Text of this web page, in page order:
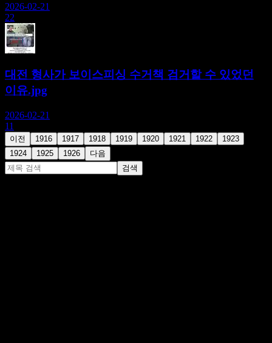
2026-02-21
22
대전 형사가 보이스피싱 수거책 검거할 수 있었던
이유.jpg
2026-02-21
11
이전 1916 1917 1918 1919 1920 1921 1922
1923
1924
1925 1926
다음
검색